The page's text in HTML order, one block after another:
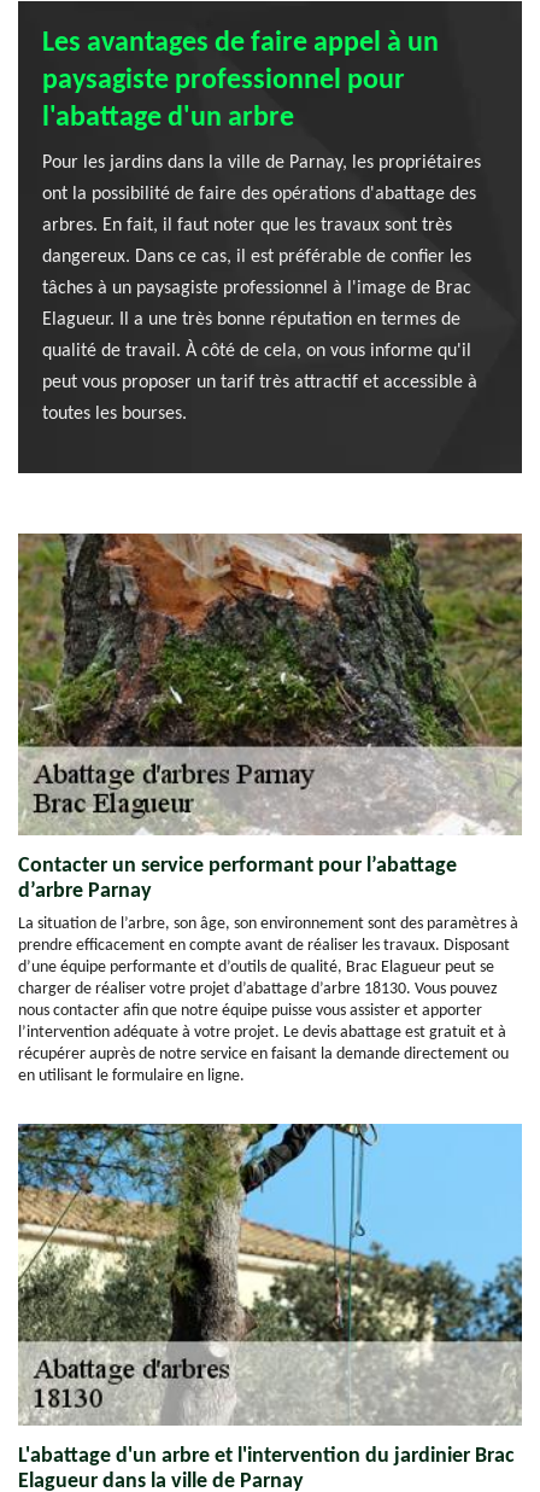
Les avantages de faire appel à un
paysagiste professionnel pour
l'abattage d'un arbre
Pour les jardins dans la ville de Parnay, les propriétaires
ont la possibilité de faire des opérations d'abattage des
arbres. En fait, il faut noter que les travaux sont très
dangereux. Dans ce cas, il est préférable de confier les
tâches à un paysagiste professionnel à l'image de Brac
Elagueur. Il a une très bonne réputation en termes de
qualité de travail. À côté de cela, on vous informe qu'il
peut vous proposer un tarif très attractif et accessible à
toutes les bourses.
Contacter un service performant pour l’abattage
d’arbre Parnay
La situation de l’arbre, son âge, son environnement sont des paramètres à
prendre efficacement en compte avant de réaliser les travaux. Disposant
d’une équipe performante et d’outils de qualité, Brac Elagueur peut se
charger de réaliser votre projet d’abattage d’arbre 18130. Vous pouvez
nous contacter afin que notre équipe puisse vous assister et apporter
l’intervention adéquate à votre projet. Le devis abattage est gratuit et à
récupérer auprès de notre service en faisant la demande directement ou
en utilisant le formulaire en ligne.
L'abattage d'un arbre et l'intervention du jardinier Brac
Elagueur dans la ville de Parnay